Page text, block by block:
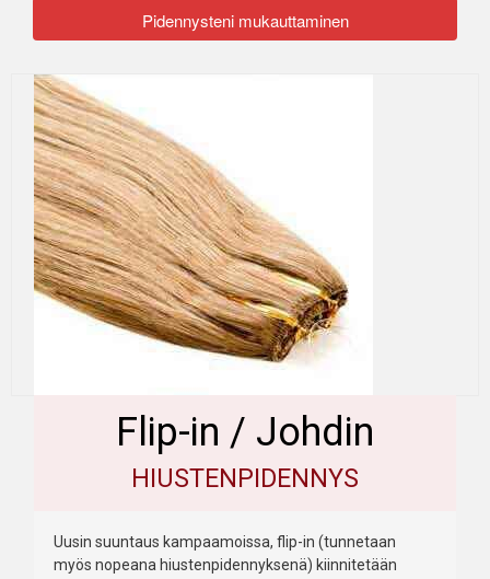
Pidennysteni mukauttaminen
Flip-in / Johdin
HIUSTENPIDENNYS
Uusin suuntaus kampaamoissa, flip-in (tunnetaan
myös nopeana hiustenpidennyksenä) kiinnitetään